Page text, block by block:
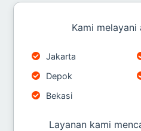
Kami
Jakarta
Depok
Bekasi
Layanan kami